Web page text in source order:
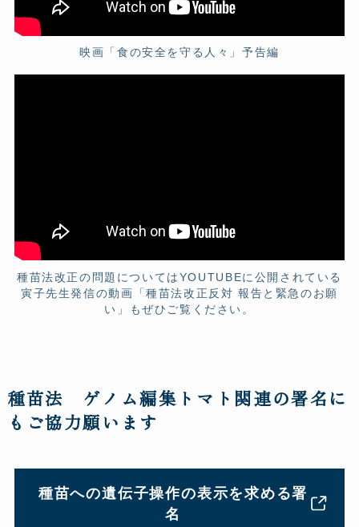
映画「食の安全を守る人々」予告編
種苗法改正の問題についてはYOUTUBEに公開されている
寅子先生発信の動画「種苗法改正反対 報告と緊急のお願
い」もぜひご覧ください。
種苗法 ゲノム編集トマト関連の署名に
もご協力願います
種苗への遺伝子操作の表示を求める署
名